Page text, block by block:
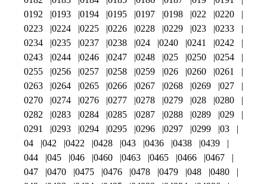
0192
0193 0194 0195 0197 0198 022
0220
0223
0224 0225 0226 0228 0229 023
0233
0234
0235 0237 0238 024 0240 0241
0242
0243
0244 0246 0247 0248 025 0250
0254
0255
0256 0257 0258 0259 026 0260
0261
0263
0264 0265 0266 0267 0268 0269
027
0270
0274 0276 0277 0278 0279 028
0280
0282
0283 0284 0285 0287 0288 0289
029
0291
0293 0294 0295 0296 0297 0299
03
04
042 0422 0428 043 0436 0438
0439
044
045 046 0460 0463 0465 0466
0467
047
0470 0475 0476 0478 0479 048
0480